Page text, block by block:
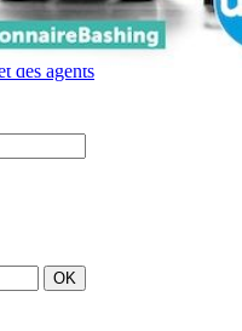
pour une Intelligence
des agents
OK